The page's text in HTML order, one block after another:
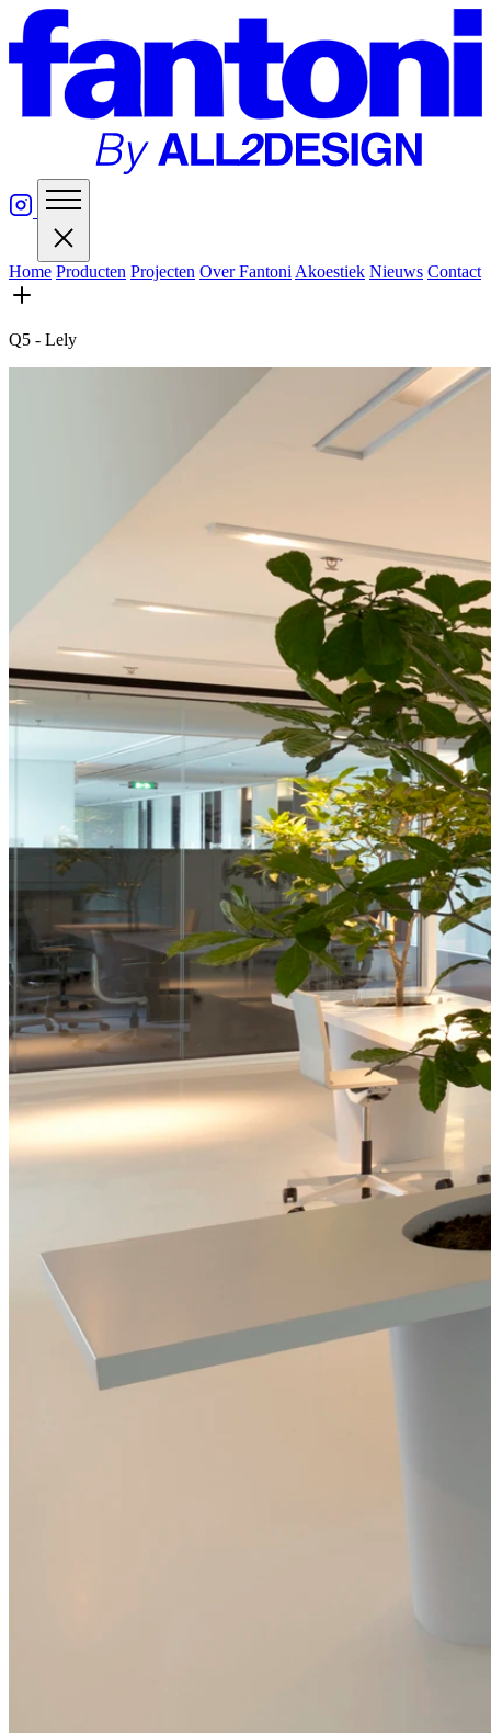
Home Producten Projecten Over Fantoni Akoestiek Nieuws Contact
Q5 - Lely